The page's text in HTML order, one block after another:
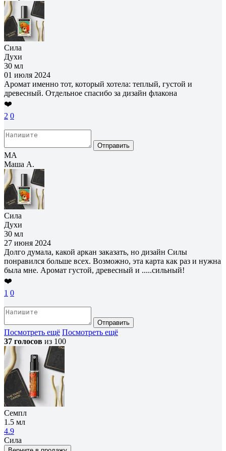
Сила
Духи
30 мл
01 июля 2024
Аромат именно тот, который хотела: теплый, густой и
древесный. Отдельное спасибо за дизайн флакона
❤️
2 0
Отправить
МА
Маша А.
Сила
Духи
30 мл
27 июня 2024
Долго думала, какой аркан заказать, но дизайн Силы
понравился больше всех. Возможно, эта карта как раз и нужна
была мне. Аромат густой, древесный и .....сильный!
❤️
1 0
Отправить
Посмотреть ещё Посмотреть ещё
37 голосов из 100
Семпл
1.5 мл
4.9
Сила